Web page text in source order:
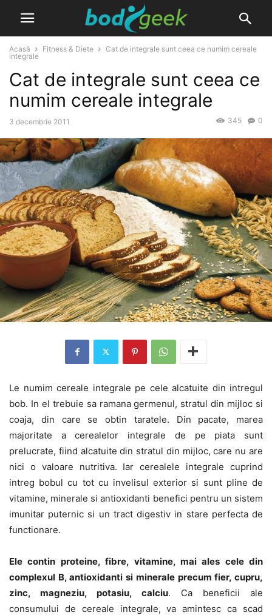
Acasă Fitness & Diete
Cat de integrale sunt ceea ce numim cereale
integrale
Cat de integrale sunt ceea ce
numim cereale integrale
3 decembrie 2011 0
345
Le numim cereale integrale pe cele alcatuite din intregul
bob. In el trebuie sa ramana germenul, stratul din mijloc si
coaja, din care se obtin taratele. Din pacate, marea
majoritate a cerealelor integrale de pe piata sunt
prelucrate, fiind alcatuite din stratul din mijloc, care nu are
nici o valoare nutritiva. Iar cerealele integrale cuprind
intreg bobul cu tot cu invelisul exterior si sunt pline de
vitamine, minerale si antioxidanti benefici pentru un sistem
imunitar puternic si un tract digestiv in stare perfecta de
functionare.
Ele contin proteine, fibre, vitamine, mai ales cele din
complexul B, antioxidanti si minerale precum fier, cupru,
zinc, magneziu, potasiu, calciu. Ca beneficii ale
consumului de cereale integrale, va amintesc ca scad